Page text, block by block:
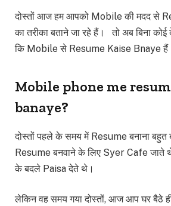
दोस्तों आज हम आपको Mobile की मदद से
का तरीका बताने जा रहे हैं। तो अब बिना कोई
कि Mobile से Resume Kaise Bnaye
Mobile phone me
banaye?
दोस्तों पहले के समय में Resume बनाना बहुत
Resume बनवाने के लिए Syer Cafe जाते
के बदले Paisa देते थे।
लेकिन वह समय गया दोस्तों, आज आप घर बैठे